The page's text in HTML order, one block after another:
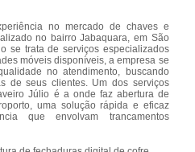
no mercado de chaves e
no bairro Jabaquara, em São
se trata de serviços especializados
móveis disponíveis, a empresa se
no atendimento, buscando
de seus clientes. Um dos serviços
Júlio é a onde faz abertura de
uma solução rápida e eficaz
que envolvam trancamentos